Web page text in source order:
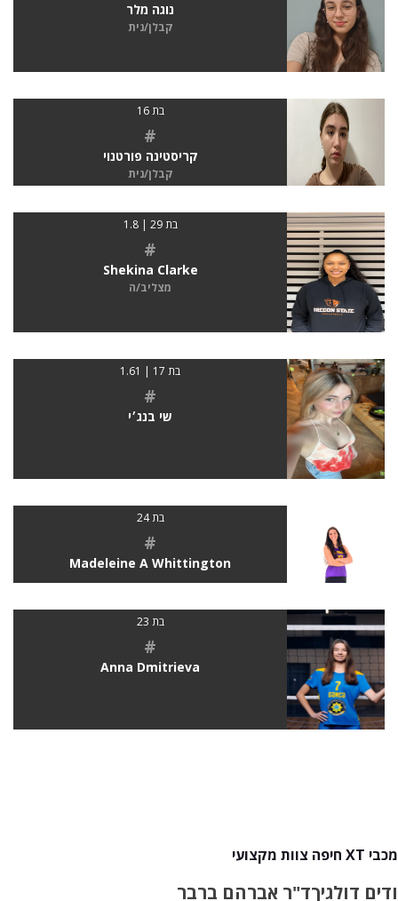
נוגה מלר
קבלן/נית
בת 16
#
קריסטינה פורטנוי
קבלן/נית
בת 29 | 1.8
#
Shekina Clarke
מצליב/ה
בת 17 | 1.61
#
שי בנג׳י
בת 24
#
Madeleine A Whittington
בת 23
#
Anna Dmitrieva
מכבי XT חיפה צוות מקצועי
ודים דולגיךד"ר אברהם ברבר